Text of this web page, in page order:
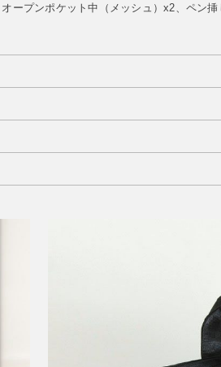
ープンポケット中（メッシュ）x2、ペン挿